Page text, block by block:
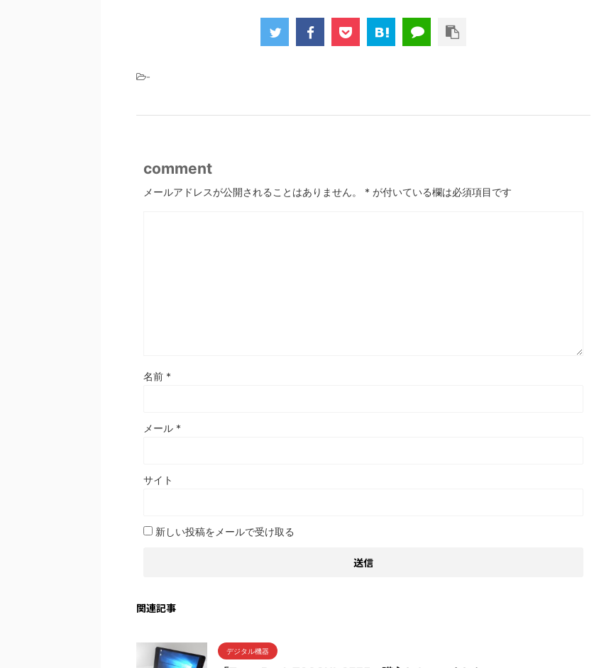
-
comment
メールアドレスが公開されることはありません。 * が付いている欄は必須項目です
名前 *
メール *
サイト
新しい投稿をメールで受け取る
関連記事
デジタル機器